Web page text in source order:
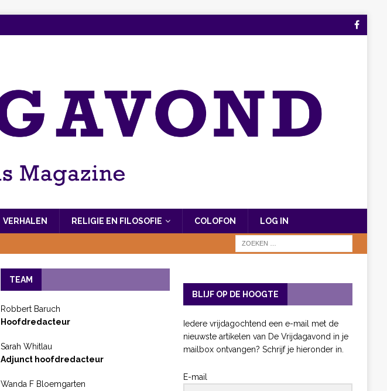
VERHALEN RELIGIE EN FILOSOFIE COLOFON LOG IN
TEAM
Robbert Baruch
Hoofdredacteur
Sarah Whitlau
Adjunct hoofdredacteur
Wanda F Bloemgarten
BLIJF OP DE HOOGTE
Iedere vrijdagochtend een e-mail met de
nieuwste artikelen van De Vrijdagavond in je
mailbox ontvangen? Schrijf je hieronder in.
E-mail